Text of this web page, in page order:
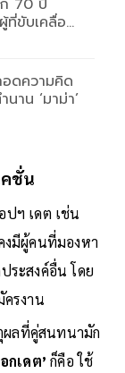
ที่ขับเคลื่อน
ดความคิด
าน ‘มาม่า’
ชั่น
ปฯ เดต เช่น
งมีผู้คนที่มองหา
ระสงค์อื่น โดย
ครงาน
ผลที่คู่สนทนามัก
กเดต’ ก็คือ ใช้